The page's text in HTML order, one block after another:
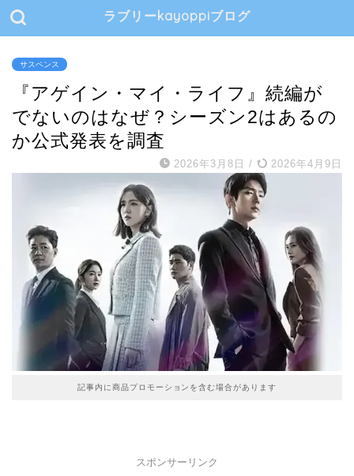
ラブリーkayoppiブログ
サスペンス
『アゲイン・マイ・ライフ』続編が
でないのはなぜ？シーズン2はあるの
か公式発表を調査
2026年3月8日 / 2026年4月9日
記事内に商品プロモーションを含む場合があります
スポンサーリンク